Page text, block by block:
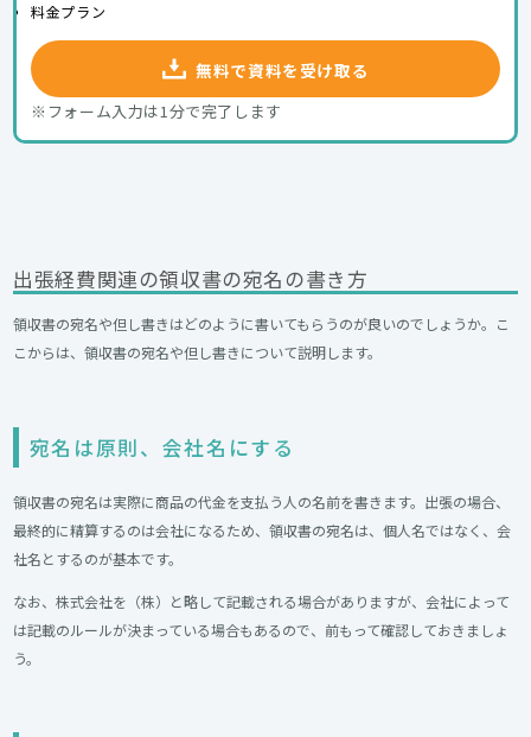
料金プラン
無料で資料を受け取る
※フォーム入力は1分で完了します
出張経費関連の領収書の宛名の書き方
領収書の宛名や但し書きはどのように書いてもらうのが良いのでしょうか。こ
こからは、領収書の宛名や但し書きについて説明します。
宛名は原則、会社名にする
領収書の宛名は実際に商品の代金を支払う人の名前を書きます。出張の場合、
最終的に精算するのは会社になるため、領収書の宛名は、個人名ではなく、会
社名とするのが基本です。
なお、株式会社を（株）と略して記載される場合がありますが、会社によって
は記載のルールが決まっている場合もあるので、前もって確認しておきましょ
う。